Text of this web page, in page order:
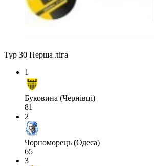
Тур 30 Перша ліга
1
Буковина (Чернівці)
81
2
Чорноморець (Одеса)
65
3